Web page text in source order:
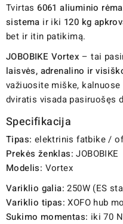
Tvirtas 6061 aliuminio
sistema ir iki 120 kg
bet ir itin patikimą.
JOBOBIKE Vortex – tai
laisvės, adrenalino ir
važiuosite miške,
dviratis visada pasiruošęs
Specifikacija
Tipas: elektrinis fatbike /
Prekės ženklas: JOBOBIKE
Modelis: Vortex
Variklio galia: 250W (ES
Variklio tipas: XOFO hub
Sukimo momentas: iki 70